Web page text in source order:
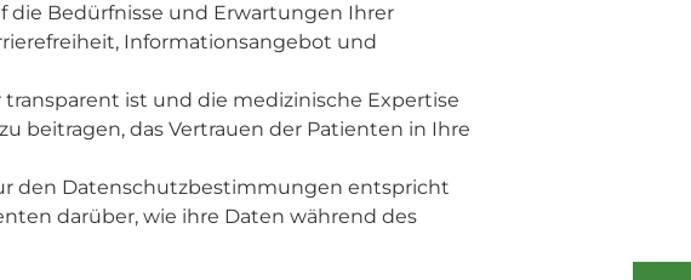
die Bedürfnisse und Erwartungen Ihrer
Informationsangebot und
transparent ist und die medizinische Expertise
beitragen, das Vertrauen der Patienten in Ihre
den Datenschutzbestimmungen entspricht
darüber, wie ihre Daten während des